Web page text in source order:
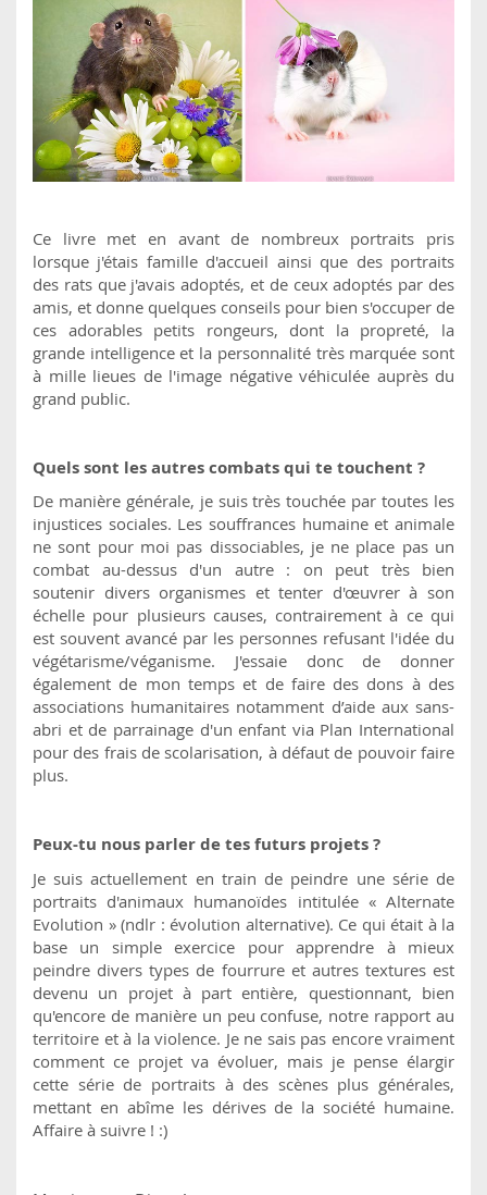
Ce livre met en avant de nombreux portraits pris
lorsque j'étais famille d'accueil ainsi que des portraits
des rats que j'avais adoptés, et de ceux adoptés par des
amis, et donne quelques conseils pour bien s'occuper de
ces adorables petits rongeurs, dont la propreté, la
grande intelligence et la personnalité très marquée sont
à mille lieues de l'image négative véhiculée auprès du
grand public.
Quels sont les autres combats qui te touchent ?
De manière générale, je suis très touchée par toutes les
injustices sociales. Les souffrances humaine et animale
ne sont pour moi pas dissociables, je ne place pas un
combat au-dessus d'un autre : on peut très bien
soutenir divers organismes et tenter d'œuvrer à son
échelle pour plusieurs causes, contrairement à ce qui
est souvent avancé par les personnes refusant l'idée du
végétarisme/véganisme. J'essaie donc de donner
également de mon temps et de faire des dons à des
associations humanitaires notamment d’aide aux sans-
abri et de parrainage d'un enfant via Plan International
pour des frais de scolarisation, à défaut de pouvoir faire
plus.
Peux-tu nous parler de tes futurs projets ?
Je suis actuellement en train de peindre une série de
portraits d'animaux humanoïdes intitulée « Alternate
Evolution » (ndlr : évolution alternative). Ce qui était à la
base un simple exercice pour apprendre à mieux
peindre divers types de fourrure et autres textures est
devenu un projet à part entière, questionnant, bien
qu'encore de manière un peu confuse, notre rapport au
territoire et à la violence. Je ne sais pas encore vraiment
comment ce projet va évoluer, mais je pense élargir
cette série de portraits à des scènes plus générales,
mettant en abîme les dérives de la société humaine.
Affaire à suivre ! :)